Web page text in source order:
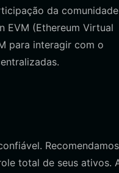
da
EVM (Ethereum Virtual
para interagir com o
total de seus ativos.